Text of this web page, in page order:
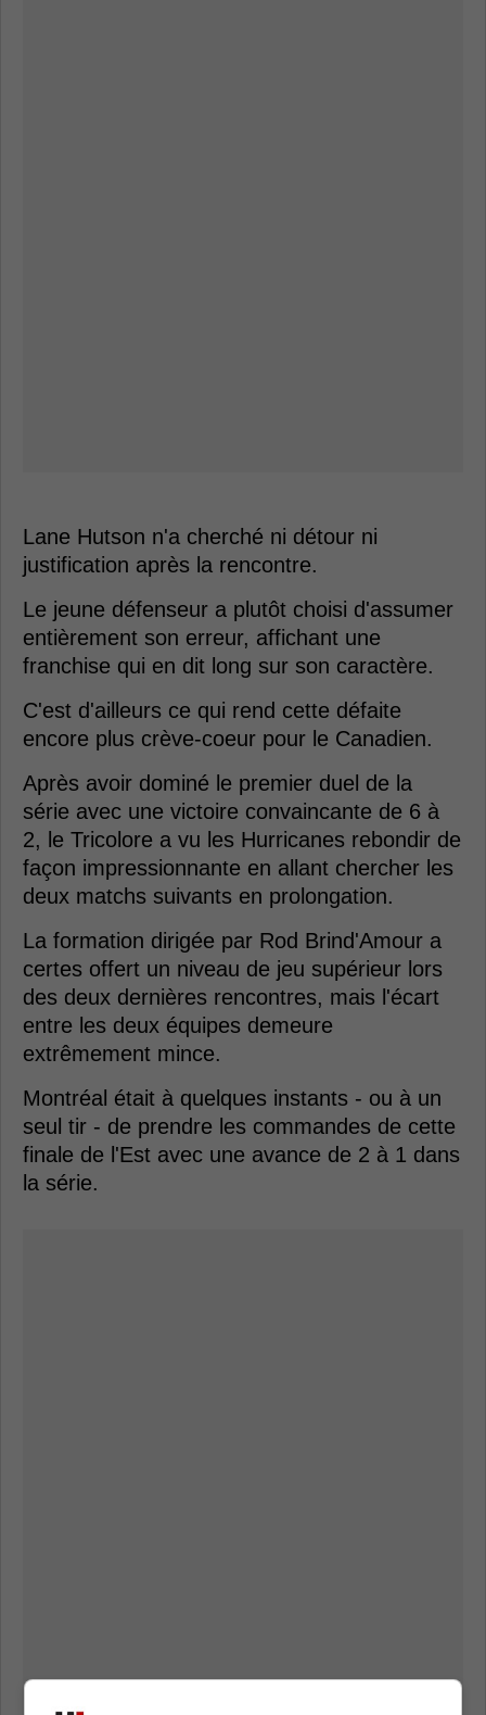
Lane Hutson n'a cherché ni détour ni
justification après la rencontre.
Le jeune défenseur a plutôt choisi d'assumer
entièrement son erreur, affichant une
franchise qui en dit long sur son caractère.
C'est d'ailleurs ce qui rend cette défaite
encore plus crève-coeur pour le Canadien.
Après avoir dominé le premier duel de la
série avec une victoire convaincante de 6 à
2, le Tricolore a vu les Hurricanes rebondir de
façon impressionnante en allant chercher les
deux matchs suivants en prolongation.
La formation dirigée par Rod Brind'Amour a
certes offert un niveau de jeu supérieur lors
des deux dernières rencontres, mais l'écart
entre les deux équipes demeure
extrêmement mince.
Montréal était à quelques instants - ou à un
seul tir - de prendre les commandes de cette
finale de l'Est avec une avance de 2 à 1 dans
la série.